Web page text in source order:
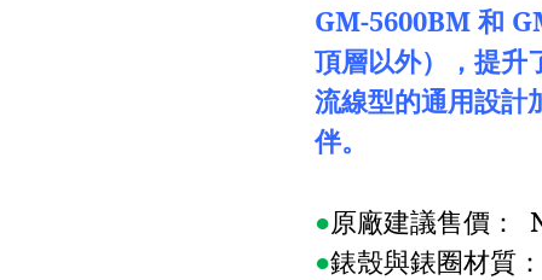
GM-5600BM 和
頂層以外），提升
流線型的通用設計
伴。
●原廠建議售價：
●錶殼與錶圈材質